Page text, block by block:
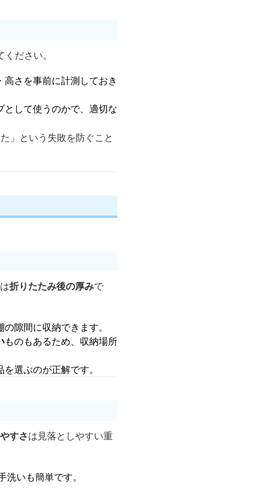
ださい。
さを事前に計測しておき
として使うのかで、適切な
」という失敗を防ぐこと
折りたたみ後の厚みで
隙間に収納できます。
ものもあるため、収納場所
選ぶのが正解です。
すさは見落としやすい重
いも簡単です。